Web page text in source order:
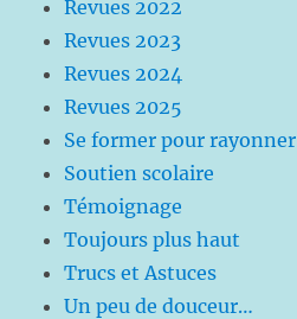
Revues 2022
Revues 2023
Revues 2024
Revues 2025
Se former pour rayonner
Soutien scolaire
Témoignage
Toujours plus haut
Trucs et Astuces
Un peu de douceur…